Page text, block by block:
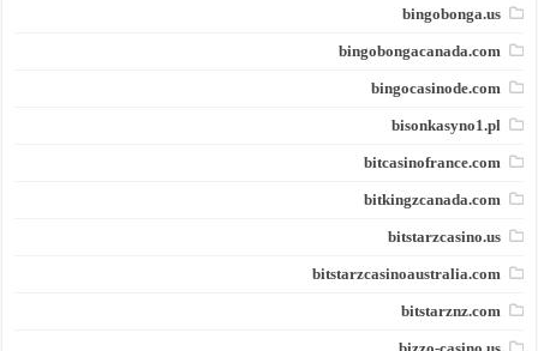
bingobonga.us
bingobongacanada.com
bingocasinode.com
bisonkasyno1.pl
bitcasinofrance.com
bitkingzcanada.com
bitstarzcasino.us
bitstarzcasinoaustralia.com
bitstarznz.com